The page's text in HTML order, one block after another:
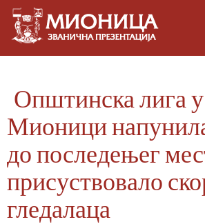
Општинска лига у
Мионици
до последењег
присуствовало
гледалаца